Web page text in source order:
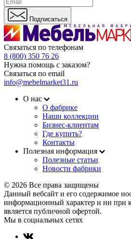
Подписаться
Связаться по телефонам
8 (800) 350 76 26
Нужна помощь с заказом?
Связаться по email
info@mebelmarket31.ru
О нас
О фабрике
Наши коллекции
Бизнес-клиентам
Где купить?
Контакты
Полезная информация
Полезные статьи
Новости фабрики
© 2026 Все права защищены
Данный вебсайт и его содержимое
информационный характер и ни при
является публичной офертой.
Мы в социальных сетях